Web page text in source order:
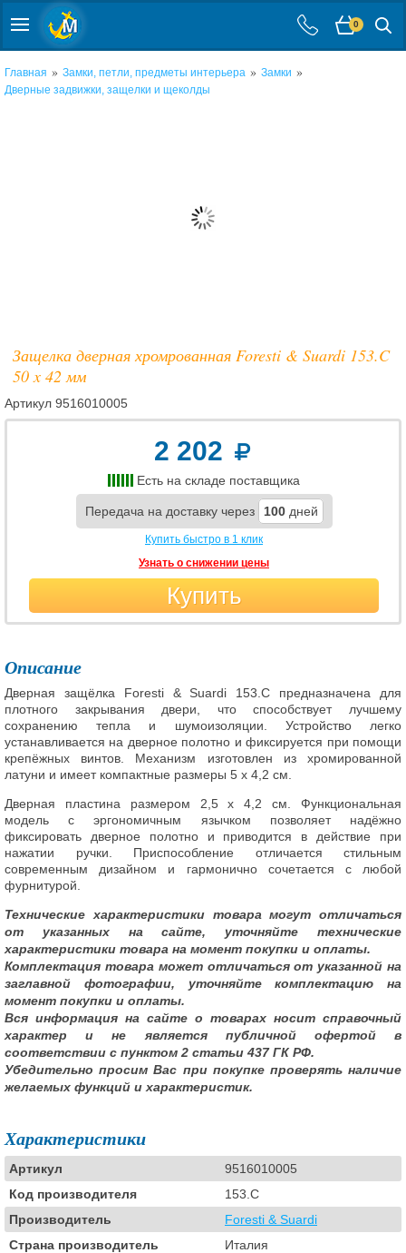
0
Главная » Замки, петли, предметы интерьера » Замки »
Дверные задвижки, защелки и щеколды
Защелка дверная хромрованная Foresti & Suardi 153.C
50 x 42 мм
Артикул 9516010005
2 202
Есть на складе поставщика
Передача на доставку через 100 дней
Купить быстро в 1 клик
Узнать о снижении цены
Купить
Описание
Дверная защёлка Foresti & Suardi 153.C предназначена для
плотного закрывания двери, что способствует лучшему
сохранению тепла и шумоизоляции. Устройство легко
устанавливается на дверное полотно и фиксируется при помощи
крепёжных винтов. Механизм изготовлен из хромированной
латуни и имеет компактные размеры 5 x 4,2 см.
Дверная пластина размером 2,5 x 4,2 см. Функциональная
модель с эргономичным язычком позволяет надёжно
фиксировать дверное полотно и приводится в действие при
нажатии ручки. Приспособление отличается стильным
современным дизайном и гармонично сочетается с любой
фурнитурой.
Технические характеристики товара могут отличаться
от указанных на сайте, уточняйте технические
характеристики товара на момент покупки и оплаты.
Комплектация товара может отличаться от указанной на
заглавной фотографии, уточняйте комплектацию на
момент покупки и оплаты.
Вся информация на сайте о товарах носит справочный
характер и не является публичной офертой в
соответствии с пунктом 2 статьи 437 ГК РФ.
Убедительно просим Вас при покупке проверять наличие
желаемых функций и характеристик.
Характеристики
Артикул
9516010005
Код производителя
153.C
Производитель
Foresti & Suardi
Страна производитель
Италия